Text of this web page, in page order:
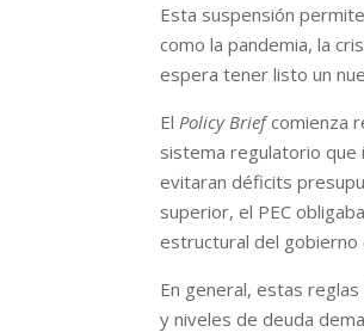
Esta suspensión
como la pandemia, la
espera tener listo un
El Policy Briefcomienza
sistema regulatorio que
evitaran déficits
superior, el PEC
estructural del gobierno
En general, estas
y niveles de deuda